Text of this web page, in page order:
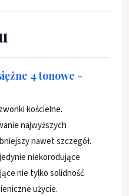
4 tonowe -
kościelne.
najwyższych
nawet szczegół.
niekorodujące
nie tylko solidność
użycie.